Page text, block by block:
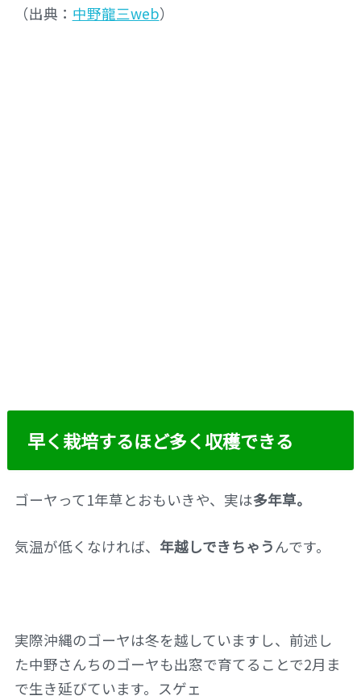
（出典： 中野龍三web）
早く栽培するほど多く収穫できる
ゴーヤって1年草とおもいきや、実は多年草。
気温が低くなければ、 年越しできちゃうんです。
実際沖縄のゴーヤは冬を越していますし、前述し
た中野さんちのゴーヤも出窓で育てることで2月ま
で生き延びています。スゲェ